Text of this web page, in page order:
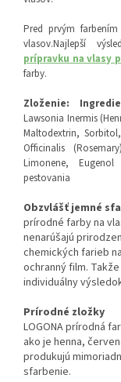
Pred prvým
vlasov.Najlepší
prípravku na vlasy
farby.
Zloženie:
Lawsonia Inermis
Maltodextrin,
Officinalis
Limonene,
pestovania
Obzvlášť jemné
prírodné farby na
nenarúšajú
chemických farieb
ochranný film.
individuálny
Prírodné zložky
LOGONA prírodná
ako je henna,
produkujú
sfarbenie.